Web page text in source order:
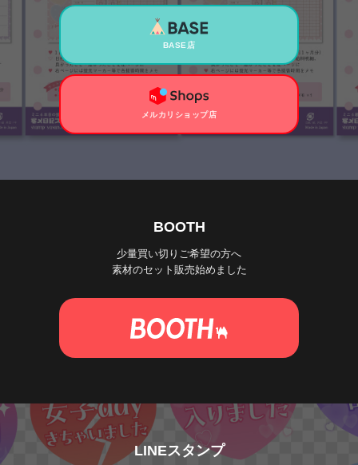
BASE店
メルカリショップ店
BOOTH
少量買い切りご希望の方へ
素材のセット販売始めました
LINEスタンプ